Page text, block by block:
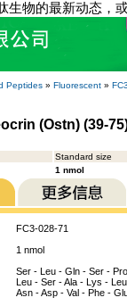
生物的最新动态，
Peptides » Fluorescent »
(Ostn) (39-
Standard size
1 nmol
FC3-028-71
1 nmol
Ser - Leu - Gln - Ser -
Leu - Ser - Ala - Lys -
Asn - Asp - Val - Phe -